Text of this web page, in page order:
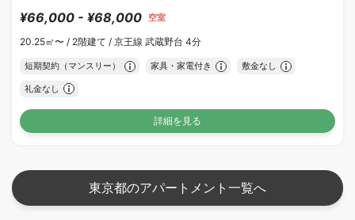
¥66,000 - ¥68,000 空室
20.25㎡〜 / 2階建て / 京王線 武蔵野台 4分
短期契約（マンスリー） 家具・家電付き 敷金なし
礼金なし
詳細を見る
東京都のアパートメント一覧へ